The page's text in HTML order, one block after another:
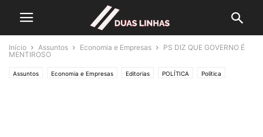
Início Assuntos Economia e Empresas
PS DIZ QUE GOVERNO É
MENTIROSO
Assuntos Economia e Empresas Editorias POLÍTICA Política